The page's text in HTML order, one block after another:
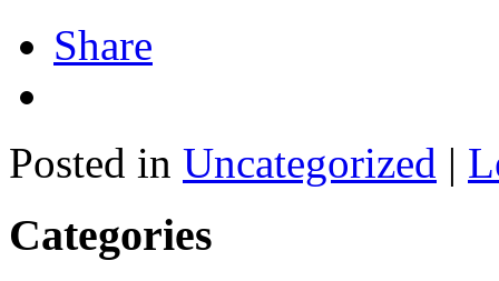
Share
Posted in Uncategorized |
Categories